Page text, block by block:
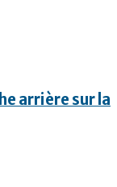
arrière sur la